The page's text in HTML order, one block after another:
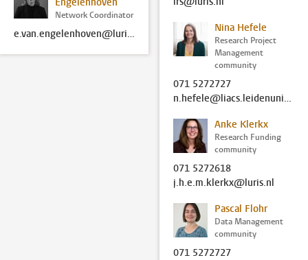
Network Coordinator
e.van.engelenhoven@luris.nl
Nina Hefele
Research Project
Management
community
071 5272727
n.hefele@liacs.leidenuniv.nl
Anke Klerkx
Research Funding
community
071 5272618
j.h.e.m.klerkx@luris.nl
Pascal Flohr
Data Management
community
071 5272727